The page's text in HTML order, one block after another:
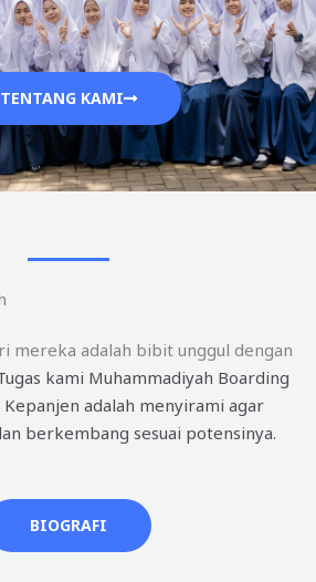
TENTANG KAMI
mereka adalah bibit unggul dengan
kami Muhammadiyah Boarding
Kepanjen adalah menyirami agar
berkembang sesuai potensinya.
BIOGRAFI